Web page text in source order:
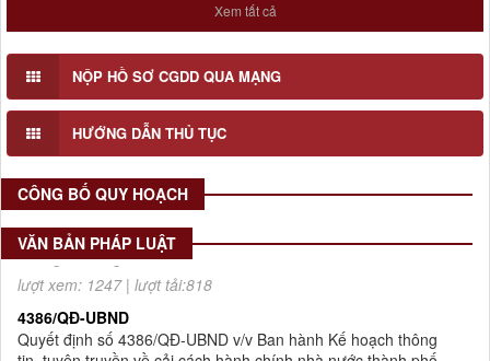
Xem tất cả
NỘP HỒ SƠ CGDD QUA MẠNG
HƯỚNG DẪN THỦ TỤC
CÔNG BỐ QUY HOẠCH
VĂN BẢN PHÁP LUẬT
2030
Thời gian đăng: 16/07/2026
lượt xem: 78 | lượt tải:31
2512/QĐ-UBND
Quyết định số 2512/QĐ-UBND v/v Phê duyệt Quy hoạch tổng
thể Thủ đô Hà Nội tầm nhìn 100 năm
Thời gian đăng: 14/05/2026
lượt xem: 1247 | lượt tải:818
4386/QĐ-UBND
Quyết định số 4386/QĐ-UBND v/v Ban hành Kế hoạch thông
tin, tuyên truyền về cải cách hành chính nhà nước thành phố
Hà Nội năm 2025